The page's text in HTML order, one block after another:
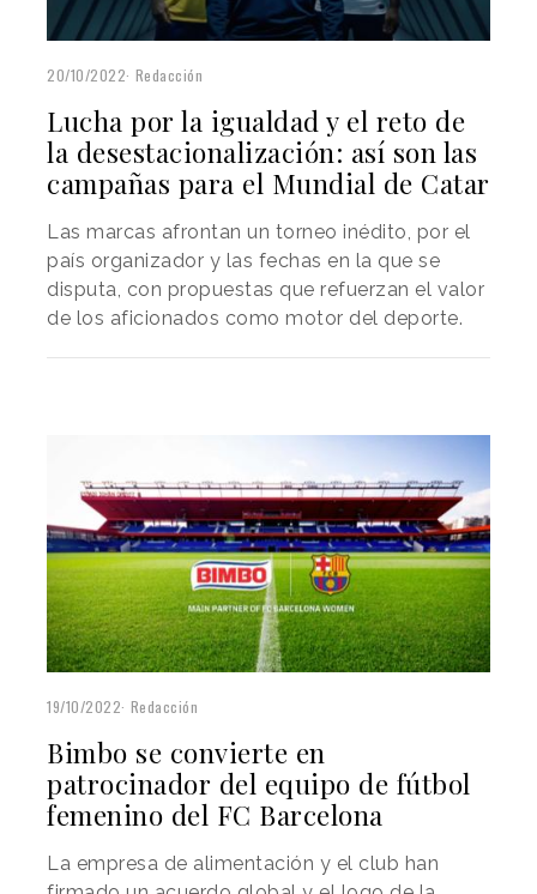
20/10/2022 Redacción
Lucha por la igualdad y el reto de
la desestacionalización: así son las
campañas para el Mundial de Catar
Las marcas afrontan un torneo inédito, por el
país organizador y las fechas en la que se
disputa, con propuestas que refuerzan el valor
de los aficionados como motor del deporte.
19/10/2022 Redacción
Bimbo se convierte en
patrocinador del equipo de fútbol
femenino del FC Barcelona
La empresa de alimentación y el club han